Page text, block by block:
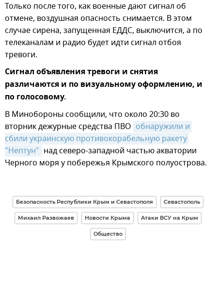
Только после того, как военные дают сигнал об
отмене, воздушная опасность снимается. В этом
случае сирена, запущенная ЕДДС, выключится, а по
телеканалам и радио будет идти сигнал отбоя
тревоги.
Сигнал объявления тревоги и снятия
различаются и по визуальному оформлению, и
по голосовому.
В Минобороны сообщили, что около 20:30 во
вторник дежурные средства ПВО обнаружили и
сбили украинскую противокорабельную ракету
"Нептун" над северо-западной частью акватории
Черного моря у побережья Крымского полуострова.
Безопасность Республики Крым и Севастополя Севастополь
Михаил Развожаев Новости Крыма Атаки ВСУ на Крым
Общество